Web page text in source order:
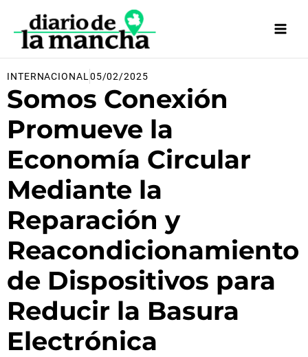
contenido
INTERNACIONAL 05/02/2025
Somos Conexión
Promueve la
Economía Circular
Mediante la
Reparación y
Reacondicionamiento
de Dispositivos para
Reducir la Basura
Electrónica